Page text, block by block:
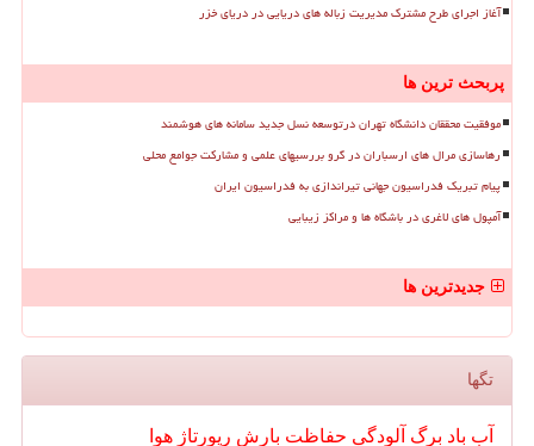
آغاز اجرای طرح مشترک مدیریت زباله های دریایی در دریای خزر
پربحث ترین ها
موفقیت محققان دانشگاه تهران درتوسعه نسل جدید سامانه های هوشمند
رهاسازی مرال های ارسباران در گرو بررسیهای علمی و مشارکت جوامع محلی
پیام تبریک فدراسیون جهانی تیراندازی به فدراسیون ایران
آمپول های لاغری در باشگاه ها و مراکز زیبایی
جدیدترین ها
تگها
آب باد برگ آلودگی حفاظت بارش رپورتاژ هوا